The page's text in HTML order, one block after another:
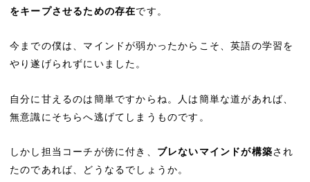
をキープさせるための存在です。
今までの僕は、マインドが弱かったからこそ、英語の学習を
やり遂げられずにいました。
自分に甘えるのは簡単ですからね。人は簡単な道があれば、
無意識にそちらへ逃げてしまうものです。
しかし担当コーチが傍に付き、 ブレないマインドが構築され
たのであれば、どうなるでしょうか。